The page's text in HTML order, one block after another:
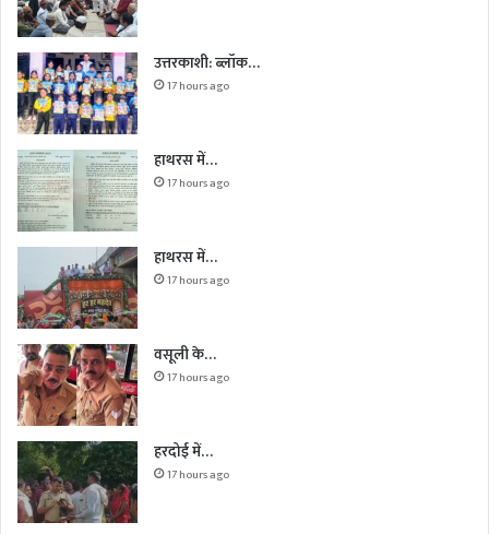
उत्तरकाशी: ब्लॉक…
17 hours ago
हाथरस में…
17 hours ago
हाथरस में…
17 hours ago
वसूली के…
17 hours ago
हरदोई में…
17 hours ago